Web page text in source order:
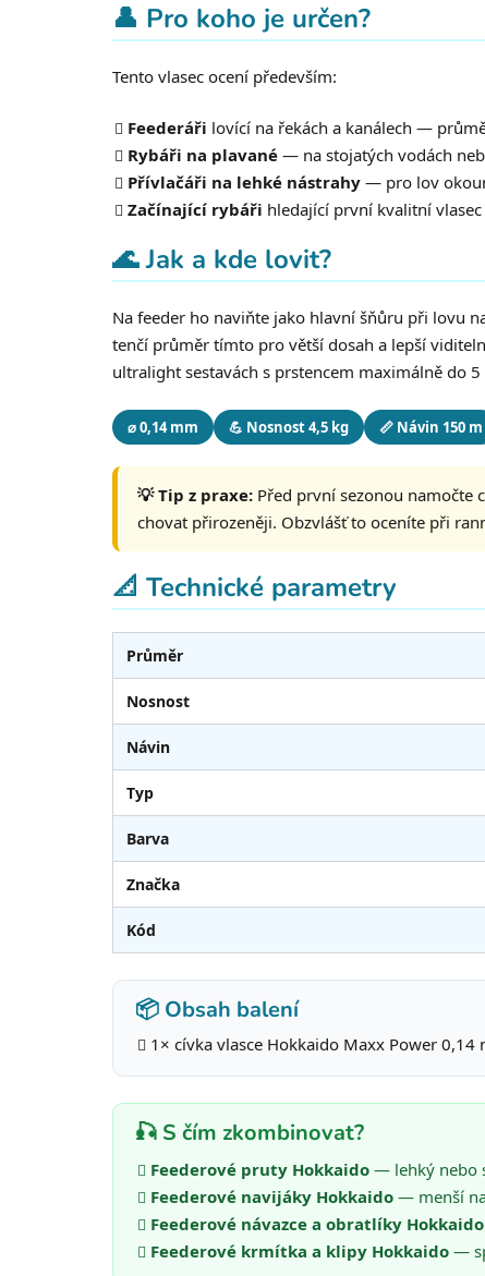
👤 Pro koho je určen?
Tento vlasec ocení především:
Feederáři lovící na řekách a kanálech —
Rybáři na plavané — na stojatých vodách
Přívlačáři na lehké nástrahy — pro lov
Začínající rybáři hledající první kvalitní
🌊 Jak a kde lovit?
Na feeder ho naviňte jako hlavní šňůru při lovu
tenčí průměr tímto pro větší dosah a lepší
ultralight sestavách s prstencem maximálně do
⌀ 0,14 mm 💪 Nosnost 4,5 kg 📏 Návin 150 m
💡 Tip z praxe: Před první sezonou namočte
chovat přirozeněji. Obzvlášť to oceníte při
📐 Technické parametry
Průměr
Nosnost
Návin
Typ
Barva
Značka
Kód
📦 Obsah balení
1× cívka vlasce Hokkaido Maxx Power
🎣 S čím zkombinovat?
Feederové pruty Hokkaido — lehký nebo
Feederové navijáky Hokkaido — menší
Feederové návazce a obratlíky Hokkaido
Feederové krmítka a klipy Hokkaido —